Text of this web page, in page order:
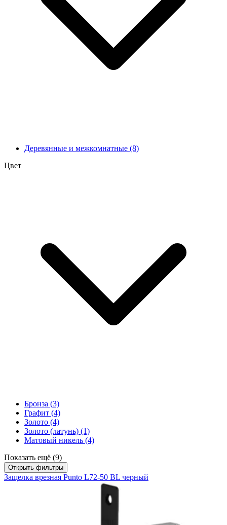
Деревянные и межкомнатные (8)
Цвет
Бронза (3)
Графит (4)
Золото (4)
Золото (латунь) (1)
Матовый никель (4)
Показать ещё (9)
Открыть фильтры
Защелка врезная Punto L72-50 BL черный